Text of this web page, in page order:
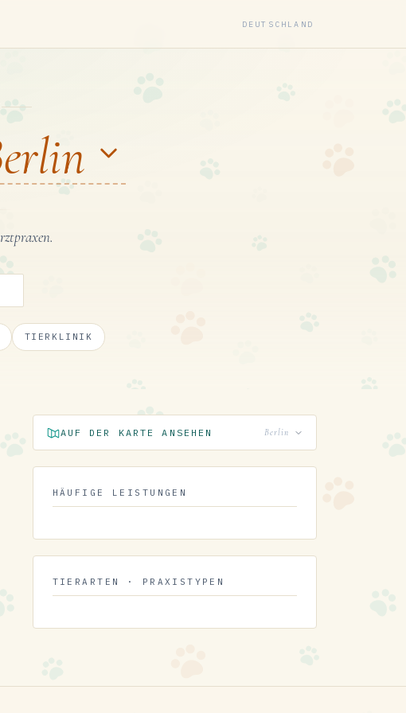
DEUTSCHLAND
TIERKLINIK
AUF DER KARTE ANSEHEN Berlin
HÄUFIGE LEISTUNGEN
TIERARTEN · PRAXISTYPEN